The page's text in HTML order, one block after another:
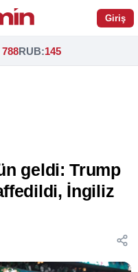
Giriş
788RUB:145
geldi: Trump
İngiliz